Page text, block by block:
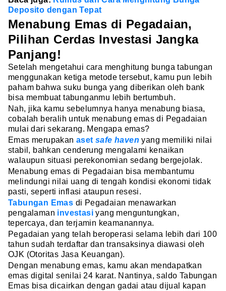
Deposito dengan Tepat
Menabung Emas di Pegadaian,
Pilihan Cerdas Investasi Jangka
Panjang!
Setelah mengetahui cara menghitung bunga tabungan
menggunakan ketiga metode tersebut, kamu pun lebih
paham bahwa suku bunga yang diberikan oleh bank
bisa membuat tabunganmu lebih bertumbuh.
Nah, jika kamu sebelumnya hanya menabung biasa,
cobalah beralih untuk menabung emas di Pegadaian
mulai dari sekarang. Mengapa emas?
Emas merupakan aset safe haven yang memiliki nilai
stabil, bahkan cenderung mengalami kenaikan
walaupun situasi perekonomian sedang bergejolak.
Menabung emas di Pegadaian bisa membantumu
melindungi nilai uang di tengah kondisi ekonomi tidak
pasti, seperti inflasi ataupun resesi.
Tabungan Emas di Pegadaian menawarkan
pengalaman investasi yang menguntungkan,
tepercaya, dan terjamin keamanannya.
Pegadaian yang telah beroperasi selama lebih dari 100
tahun sudah terdaftar dan transaksinya diawasi oleh
OJK (Otoritas Jasa Keuangan).
Dengan menabung emas, kamu akan mendapatkan
emas digital senilai 24 karat. Nantinya, saldo Tabungan
Emas bisa dicairkan dengan gadai atau dijual kapan